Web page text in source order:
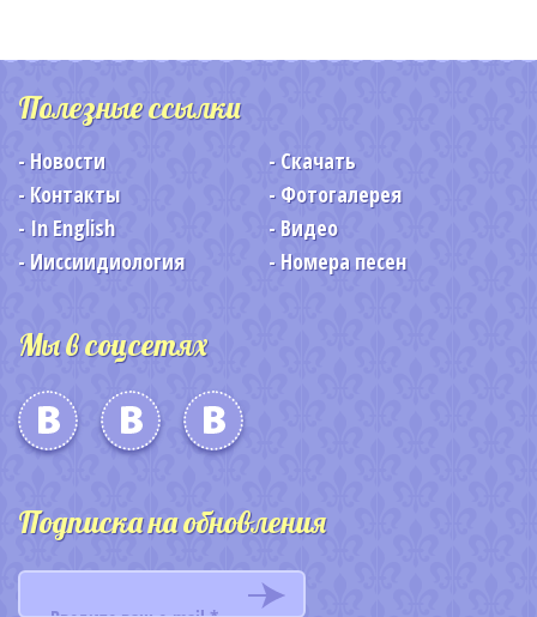
Полезные ссылки
Новости
Скачать
Контакты
Фотогалерея
In English
Видео
Ииссиидиология
Номера песен
Мы в соцсетях
Подписка на обновления